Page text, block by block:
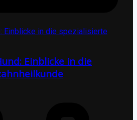
Einblicke in die